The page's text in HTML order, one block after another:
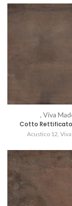
, Viva
Cotto Rettificato
Acustico 12,